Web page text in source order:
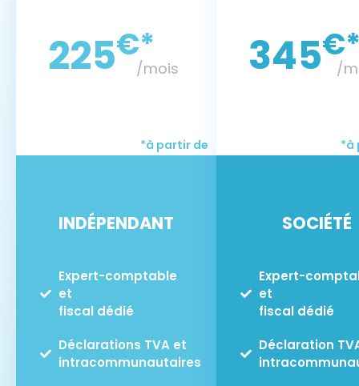
225€*
/mois
*à partir de
INDÉPENDANT
Expert-comptable
et
fiscal dédié
Déclarations TVA et
intracommunautaires
345 /
*à
SOCIÉTÉ
Expert-
et
fiscal dédié
Déclaration